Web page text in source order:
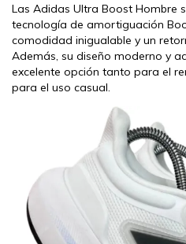
Las Adidas Ultra Boost Hombre
tecnología de amortiguación
comodidad inigualable y un
Además, su diseño moderno y
excelente opción tanto para el
para el uso casual.